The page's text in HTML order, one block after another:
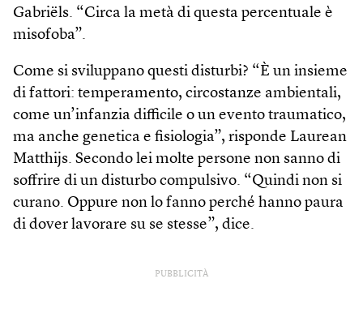
Gabriëls. “Circa la metà di questa percentuale è
misofoba”.
Come si sviluppano questi disturbi? “È un insieme
di fattori: temperamento, circostanze ambientali,
come un’infanzia difficile o un evento traumatico,
ma anche genetica e fisiologia”, risponde Laurean
Matthijs. Secondo lei molte persone non sanno di
soffrire di un disturbo compulsivo. “Quindi non si
curano. Oppure non lo fanno perché hanno paura
di dover lavorare su se stesse”, dice.
PUBBLICITÀ